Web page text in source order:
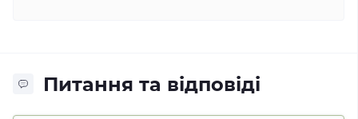
Питання та відповіді